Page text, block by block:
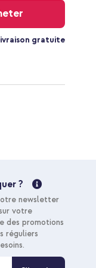
gratuite
-
gratuite
?
newsletter
votre
des promotions
réguliers